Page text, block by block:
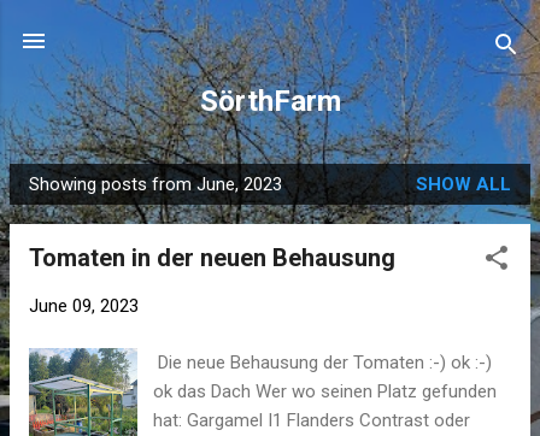
Skip to main content
SörthFarm
P
o
Showing posts from June, 2023 SHOW ALL
Tomaten in der neuen Behausung
June 09, 2023
Die neue Behausung der Tomaten :-) ok :-)
ok das Dach Wer wo seinen Platz gefunden
hat: Gargamel I1 Flanders Contrast oder